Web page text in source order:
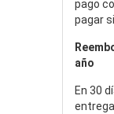
pago
pagar
año
En 30